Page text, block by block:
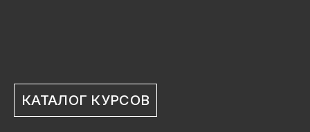
КАТАЛОГ КУРСОВ